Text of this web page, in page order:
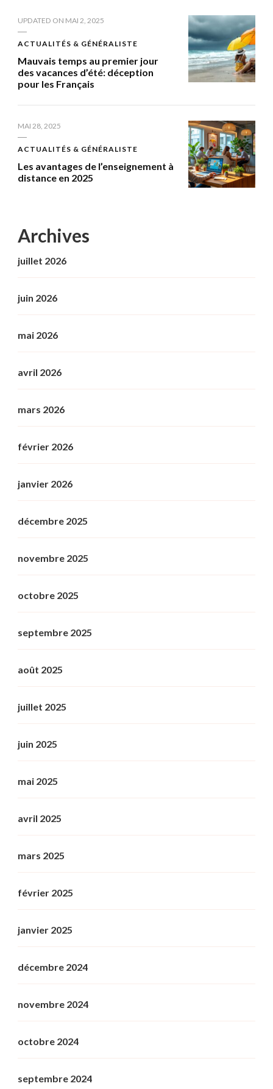
UPDATED ON MAI 2, 2025
ACTUALITÉS & GÉNÉRALISTE
Mauvais temps au premier jour
des vacances d’été: déception
pour les Français
MAI 28, 2025
ACTUALITÉS & GÉNÉRALISTE
Les avantages de l’enseignement à
distance en 2025
Archives
juillet 2026
juin 2026
mai 2026
avril 2026
mars 2026
février 2026
janvier 2026
décembre 2025
novembre 2025
octobre 2025
septembre 2025
août 2025
juillet 2025
juin 2025
mai 2025
avril 2025
mars 2025
février 2025
janvier 2025
décembre 2024
novembre 2024
octobre 2024
septembre 2024